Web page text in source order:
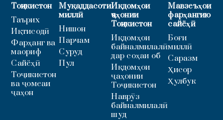
Тоҷикистон
Таърих
Иқтисодӣ
Фарҳанг ва
маориф
Сайёҳӣ
Тоҷикистон
ва ҷомеаи
ҷаҳон
Муқаддасоти
миллӣ
Нишон
Парчам
Суруд
Пул
Иқдомҳои
ҷаҳонии
Тоҷикистон
Иқдомҳои
байналмилалӣ
дар соҳаи об
Иқдомҳои
ҷаҳонии
Тоҷикистон
Наврӯз
байналмилалӣ
шуд
Мавзеъҳои
фарҳангию
сайёҳӣ
Боғи
миллӣ
Саразм
Ҳисор
Ҳулбук